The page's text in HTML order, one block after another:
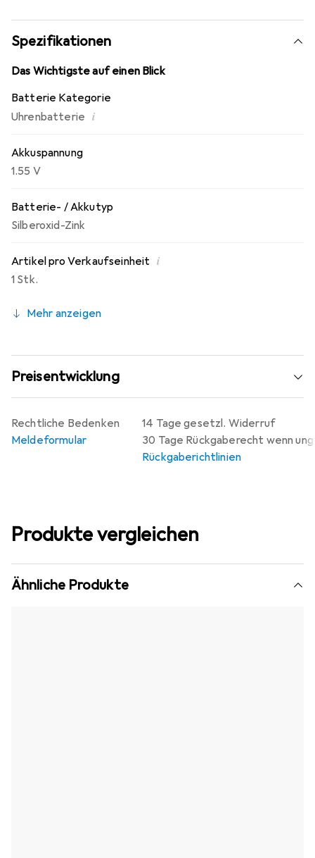
Geräte. Die Silberoxid-Technologie sorgt für eine hohe
Energiedichte und eine lange Lebensdauer, was sie zu
einer bevorzugten Wahl für anspruchsvolle Anwendungen
macht. Die Ansmann SR69 ist eine umweltfreundliche
und in vielen Geräten verwendet werden kann, die eine
zuverlässige Energiequelle benötigen.
Spezifikationen
Das Wichtigste auf einen Blick
Batterie Kategorie
Uhrenbatterie i
Akkuspannung
1.55 V
Batterie- / Akkutyp
Silberoxid-Zink
Artikel pro Verkaufseinheit i
1 Stk.
Mehr anzeigen
Preisentwicklung
14 Tage gesetzl. Widerruf
30 Tage Rückgaberecht wenn
Rückgaberichtlinien
Rechtliche Bedenken
Meldeformular
Produkte vergleichen
Ähnliche Produkte